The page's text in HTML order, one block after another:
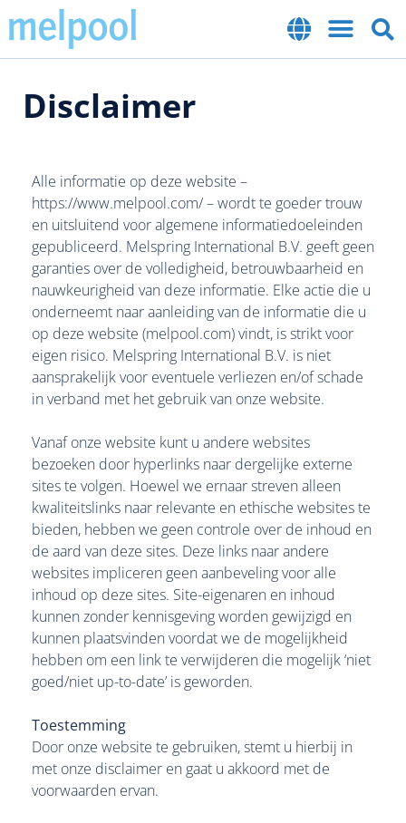
Disclaimer
Alle informatie op deze website –
https://www.melpool.com/ – wordt te goeder trouw
en uitsluitend voor algemene informatiedoeleinden
gepubliceerd. Melspring International B.V. geeft geen
garanties over de volledigheid, betrouwbaarheid en
nauwkeurigheid van deze informatie. Elke actie die u
onderneemt naar aanleiding van de informatie die u
op deze website (melpool.com) vindt, is strikt voor
eigen risico. Melspring International B.V. is niet
aansprakelijk voor eventuele verliezen en/of schade
in verband met het gebruik van onze website.
Vanaf onze website kunt u andere websites
bezoeken door hyperlinks naar dergelijke externe
sites te volgen. Hoewel we ernaar streven alleen
kwaliteitslinks naar relevante en ethische websites te
bieden, hebben we geen controle over de inhoud en
de aard van deze sites. Deze links naar andere
websites impliceren geen aanbeveling voor alle
inhoud op deze sites. Site-eigenaren en inhoud
kunnen zonder kennisgeving worden gewijzigd en
kunnen plaatsvinden voordat we de mogelijkheid
hebben om een link te verwijderen die mogelijk ‘niet
goed/niet up-to-date’ is geworden.
Toestemming
Door onze website te gebruiken, stemt u hierbij in
met onze disclaimer en gaat u akkoord met de
voorwaarden ervan.